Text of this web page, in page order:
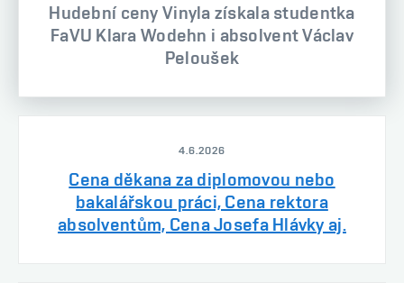
Hudební ceny Vinyla získala studentka
FaVU Klara Wodehn i absolvent Václav
Peloušek
4.6.2026
Cena děkana za diplomovou nebo
bakalářskou práci, Cena rektora
absolventům, Cena Josefa Hlávky aj.